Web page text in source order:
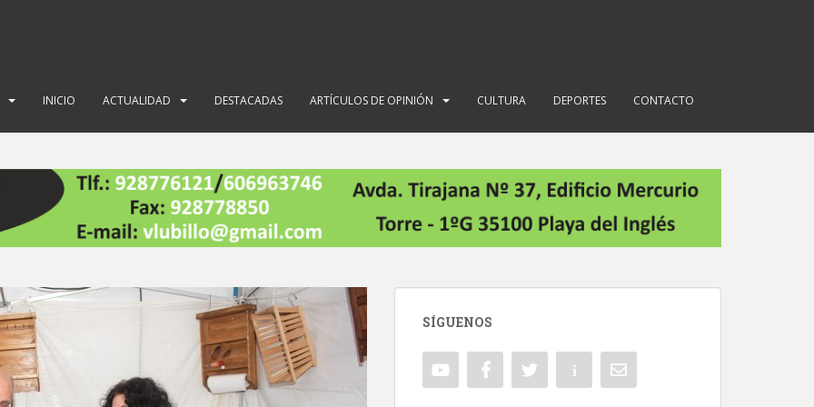
INICIO ACTUALIDAD DESTACADAS ARTÍCULOS DE OPINIÓN CULTURA DEPORTES CONTACTO
SÍGUENOS